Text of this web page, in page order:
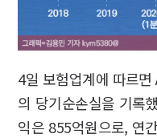
4일 보험업계에 따르
의 당기순손실을 기록
익은 855억원으로, 연